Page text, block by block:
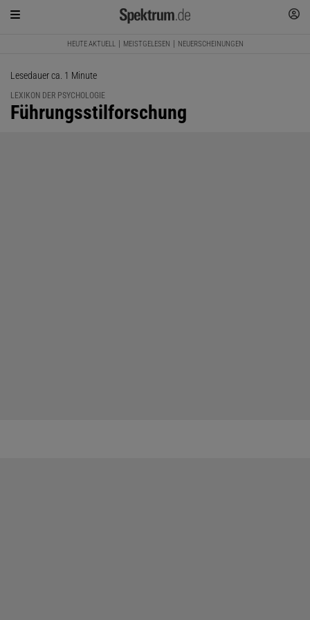
HEUTE AKTUELL MEISTGELESEN NEUERSCHEINUNGEN
Lesedauer ca. 1 Minute
LEXIKON DER PSYCHOLOGIE
:
Führungsstilforschung